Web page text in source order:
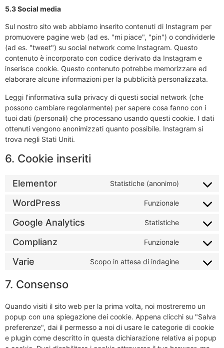
5.3 Social media
Sul nostro sito web abbiamo inserito contenuti di Instagram per
promuovere pagine web (ad es. "mi piace", "pin") o condividerle
(ad es. "tweet") su social network come Instagram. Questo
contenuto è incorporato con codice derivato da Instagram e
inserisce cookie. Questo contenuto potrebbe memorizzare ed
elaborare alcune informazioni per la pubblicità personalizzata.
Leggi l'informativa sulla privacy di questi social network (che
possono cambiare regolarmente) per sapere cosa fanno con i
tuoi dati (personali) che processano usando questi cookie. I dati
ottenuti vengono anonimizzati quanto possibile. Instagram si
trova negli Stati Uniti.
6. Cookie inseriti
Elementor Statistiche (anonimo)
Consent
service
elementor
WordPress Funzionale
Consent
service
wordpress
Google Analytics Statistiche
Consent
service
google-
Complianz Funzionale
Consent
service
complianz
Varie Scopo in attesa di indagine
Consent
7. Consenso
Quando visiti il sito web per la prima volta, noi mostreremo un
popup con una spiegazione dei cookie. Appena clicchi su "Salva
preferenze", dai il permesso a noi di usare le categorie di cookie
e plugin come descritto in questa dichiarazione relativa ai popup